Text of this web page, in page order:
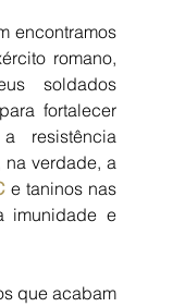
encontramos
romano,
soldados
fortalecer
resistência
na verdade, a
e taninos nas
imunidade e
que acabam